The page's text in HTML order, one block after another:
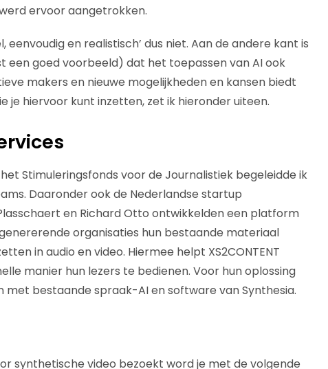
ervoor aangetrokken.
eenvoudig en realistisch’ dus niet. Aan de andere kant is
een goed voorbeeld) dat het toepassen van AI ook
makers en nieuwe mogelijkheden en kansen biedt
je hiervoor kunt inzetten, zet ik hieronder uiteen.
Stimuleringsfonds voor de Journalistiek begeleidde ik
Daaronder ook de Nederlandse startup
en Richard Otto ontwikkelden een platform
organisaties hun bestaande materiaal
in audio en video. Hiermee helpt XS2CONTENT
manier hun lezers te bedienen. Voor hun oplossing
met bestaande spraak-AI en software van Synthesia.
synthetische video bezoekt word je met de volgende